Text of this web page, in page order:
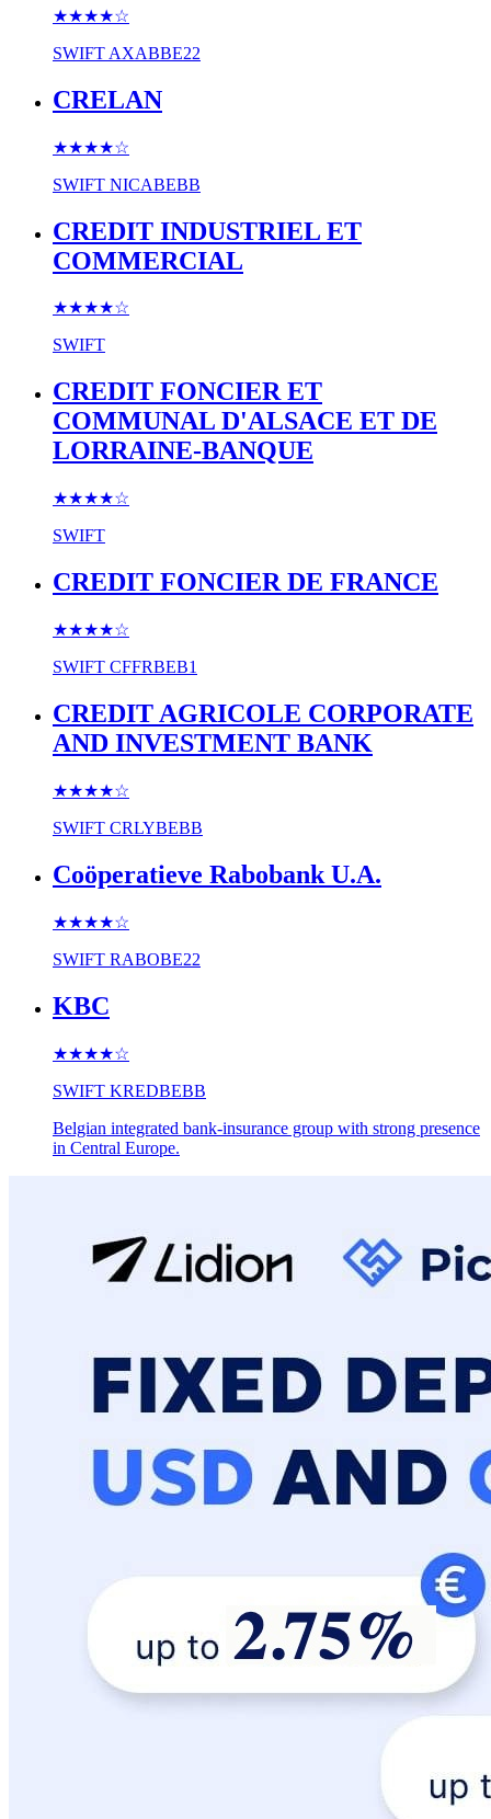
★★★★☆
SWIFT AXABBE22
CRELAN
★★★★☆
SWIFT NICABEBB
CREDIT INDUSTRIEL ET
COMMERCIAL
★★★★☆
SWIFT
CREDIT FONCIER ET
COMMUNAL D'ALSACE ET DE
LORRAINE-BANQUE
★★★★☆
SWIFT
CREDIT FONCIER DE FRANCE
★★★★☆
SWIFT CFFRBEB1
CREDIT AGRICOLE CORPORATE
AND INVESTMENT BANK
★★★★☆
SWIFT CRLYBEBB
Coöperatieve Rabobank U.A.
★★★★☆
SWIFT RABOBE22
KBC
★★★★☆
SWIFT KREDBEBB
Belgian integrated bank-insurance group with strong presence
in Central Europe.